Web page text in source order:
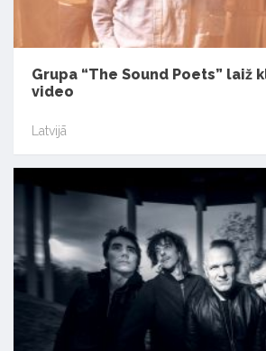
Grupa “The Sound Poets” laiž
video
Latvijā